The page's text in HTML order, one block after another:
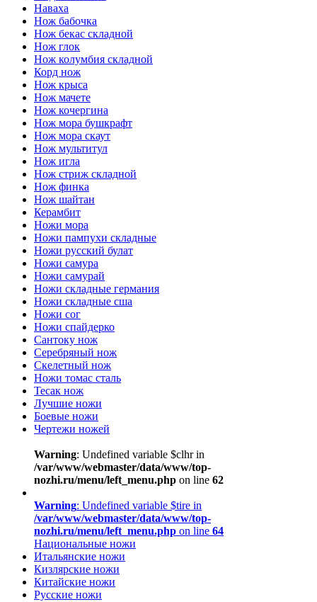
Наваха
Нож бабочка
Нож бекас складной
Нож глок
Нож колумбия складной
Корд нож
Нож крыса
Нож мачете
Нож кочергина
Нож мора бушкрафт
Нож мора скаут
Нож мультитул
Нож игла
Нож стриж складной
Нож финка
Нож шайтан
Керамбит
Ножи мора
Ножи пампухи складные
Ножи русский булат
Ножи самура
Ножи самурай
Ножи складные германия
Ножи складные сша
Ножи сог
Ножи спайдерко
Сантоку нож
Серебряный нож
Скелетный нож
Ножи томас сталь
Тесак нож
Лучшие ножи
Боевые ножи
Чертежи ножей
Warning: Undefined variable $clhr in
/var/www/webmaster/data/www/top-
nozhi.ru/menu/left_menu.php on line 62
Warning: Undefined variable $tire in
/var/www/webmaster/data/www/top-
nozhi.ru/menu/left_menu.php on line 64
Национальные ножи
Итальянские ножи
Кизлярские ножи
Китайские ножи
Русские ножи